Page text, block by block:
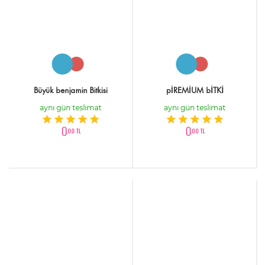
Büyük benjamin Bitkisi
aynı gün teslimat
0,00 TL
pİREMİUM bİTKİ
aynı gün teslimat
0,00 TL